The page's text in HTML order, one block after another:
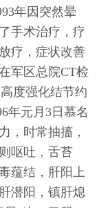
年因突然晕
手术治疗，疗
疗，症状改善
军区总院CT检
度强化结节约
年元月3日慕名
，时常抽搐，
呕吐，舌苔
蕴结，肝阳上
潜阳，镇肝熄